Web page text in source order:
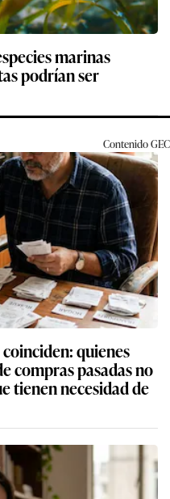
marinas
podrían ser
ContenidoGEC
quienes
compras pasadas no
tienen necesidad de